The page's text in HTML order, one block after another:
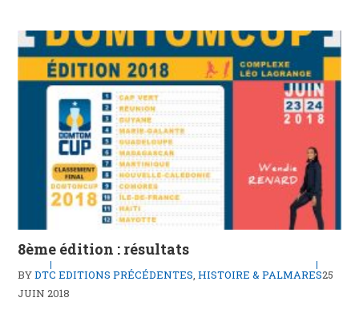
8ème édition : résultats
BYDTC EDITIONS PRÉCÉDENTES,HISTOIRE & PALMARES25
JUIN 2018